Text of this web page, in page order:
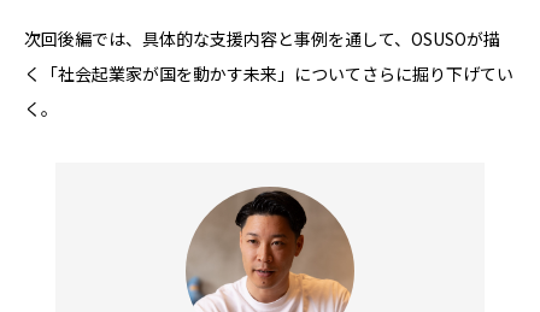
次回後編では、具体的な支援内容と事例を通して、OSUSOが描
く「社会起業家が国を動かす未来」についてさらに掘り下げてい
く。